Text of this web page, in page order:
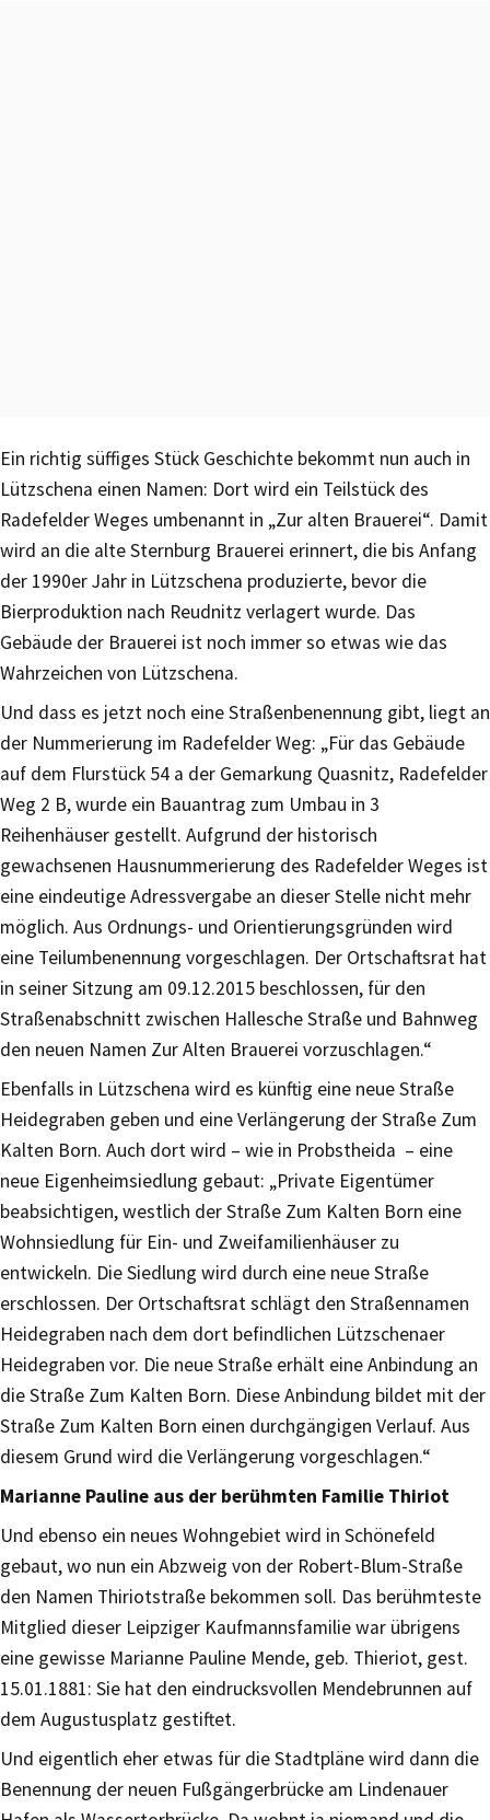
Ein richtig süffiges Stück Geschichte bekommt nun auch in
Lützschena einen Namen: Dort wird ein Teilstück des
Radefelder Weges umbenannt in „Zur alten Brauerei“. Damit
wird an die alte Sternburg Brauerei erinnert, die bis Anfang
der 1990er Jahr in Lützschena produzierte, bevor die
Bierproduktion nach Reudnitz verlagert wurde. Das
Gebäude der Brauerei ist noch immer so etwas wie das
Wahrzeichen von Lützschena.
Und dass es jetzt noch eine Straßenbenennung gibt, liegt an
der Nummerierung im Radefelder Weg: „Für das Gebäude
auf dem Flurstück 54 a der Gemarkung Quasnitz, Radefelder
Weg 2 B, wurde ein Bauantrag zum Umbau in 3
Reihenhäuser gestellt. Aufgrund der historisch
gewachsenen Hausnummerierung des Radefelder Weges ist
eine eindeutige Adressvergabe an dieser Stelle nicht mehr
möglich. Aus Ordnungs- und Orientierungsgründen wird
eine Teilumbenennung vorgeschlagen. Der Ortschaftsrat hat
in seiner Sitzung am 09.12.2015 beschlossen, für den
Straßenabschnitt zwischen Hallesche Straße und Bahnweg
den neuen Namen Zur Alten Brauerei vorzuschlagen.“
Ebenfalls in Lützschena wird es künftig eine neue Straße
Heidegraben geben und eine Verlängerung der Straße Zum
Kalten Born. Auch dort wird – wie in Probstheida – eine
neue Eigenheimsiedlung gebaut: „Private Eigentümer
beabsichtigen, westlich der Straße Zum Kalten Born eine
Wohnsiedlung für Ein- und Zweifamilienhäuser zu
entwickeln. Die Siedlung wird durch eine neue Straße
erschlossen. Der Ortschaftsrat schlägt den Straßennamen
Heidegraben nach dem dort befindlichen Lützschenaer
Heidegraben vor. Die neue Straße erhält eine Anbindung an
die Straße Zum Kalten Born. Diese Anbindung bildet mit der
Straße Zum Kalten Born einen durchgängigen Verlauf. Aus
diesem Grund wird die Verlängerung vorgeschlagen.“
Marianne Pauline aus der berühmten Familie Thiriot
Und ebenso ein neues Wohngebiet wird in Schönefeld
gebaut, wo nun ein Abzweig von der Robert-Blum-Straße
den Namen Thiriotstraße bekommen soll. Das berühmteste
Mitglied dieser Leipziger Kaufmannsfamilie war übrigens
eine gewisse Marianne Pauline Mende, geb. Thieriot, gest.
15.01.1881: Sie hat den eindrucksvollen Mendebrunnen auf
dem Augustusplatz gestiftet.
Und eigentlich eher etwas für die Stadtpläne wird dann die
Benennung der neuen Fußgängerbrücke am Lindenauer